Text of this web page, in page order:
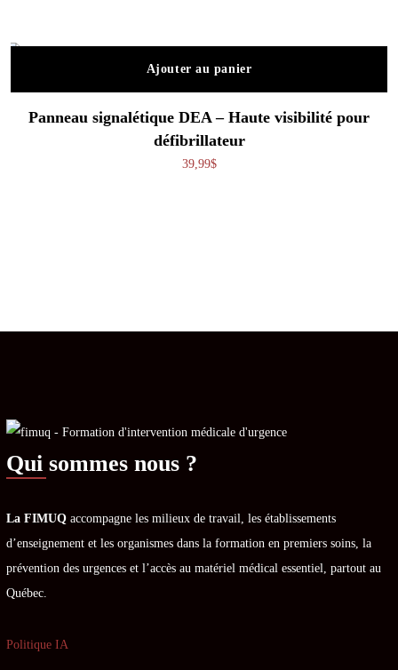
Ajouter au panier
Panneau signalétique DEA – Haute visibilité pour
défibrillateur
39,99$
Qui sommes nous ?
La FIMUQ accompagne les milieux de travail, les établissements
d’enseignement et les organismes dans la formation en premiers soins, la
prévention des urgences et l’accès au matériel médical essentiel, partout au
Québec.
Politique IA